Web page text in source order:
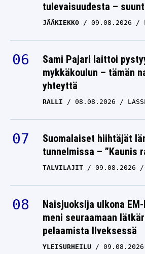
tulevaisuudesta –
JÄÄKIEKKO 09.08.2026
Sami Pajari laittoi
mykkäkoulun – tämän
yhteyttä
RALLI 08.08.2026
Suomalaiset hiihtäjät
tunnelmissa – ”Kaunis
TALVILAJIT 09.08.2026
Naisjuoksija ulkona
meni seuraamaan
pelaamista Ilveksessä
YLEISURHEILU 09.08.2026